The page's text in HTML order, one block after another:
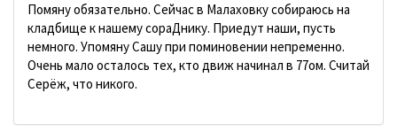
Помяну обязательно. Сейчас в Малаховку собираюсь на
кладбище к нашему сораДнику. Приедут наши, пусть
немного. Упомяну Сашу при поминовении непременно.
Очень мало осталось тех, кто движ начинал в 77ом. Считай
Серёж, что никого.